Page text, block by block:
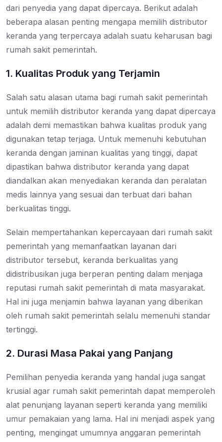
dari penyedia yang dapat dipercaya. Berikut adalah
beberapa alasan penting mengapa memilih distributor
keranda yang terpercaya adalah suatu keharusan bagi
rumah sakit pemerintah.
1. Kualitas Produk yang Terjamin
Salah satu alasan utama bagi rumah sakit pemerintah
untuk memilih distributor keranda yang dapat dipercaya
adalah demi memastikan bahwa kualitas produk yang
digunakan tetap terjaga. Untuk memenuhi kebutuhan
keranda dengan jaminan kualitas yang tinggi, dapat
dipastikan bahwa distributor keranda yang dapat
diandalkan akan menyediakan keranda dan peralatan
medis lainnya yang sesuai dan terbuat dari bahan
berkualitas tinggi.
Selain mempertahankan kepercayaan dari rumah sakit
pemerintah yang memanfaatkan layanan dari
distributor tersebut, keranda berkualitas yang
didistribusikan juga berperan penting dalam menjaga
reputasi rumah sakit pemerintah di mata masyarakat.
Hal ini juga menjamin bahwa layanan yang diberikan
oleh rumah sakit pemerintah selalu memenuhi standar
tertinggi.
2. Durasi Masa Pakai yang Panjang
Pemilihan penyedia keranda yang handal juga sangat
krusial agar rumah sakit pemerintah dapat memperoleh
alat penunjang layanan seperti keranda yang memiliki
umur pemakaian yang lama. Hal ini menjadi aspek yang
penting, mengingat umumnya anggaran pemerintah